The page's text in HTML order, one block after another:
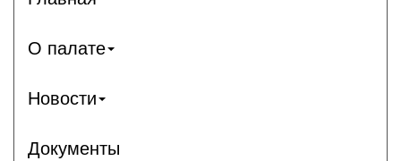
О палате
Новости
Документы